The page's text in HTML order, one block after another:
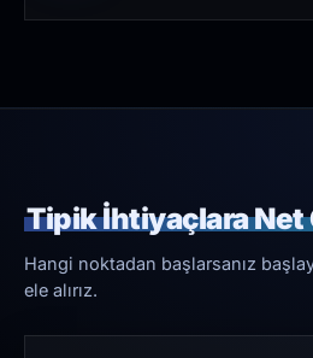
Tipik İhtiyaçlara Net
Hangi noktadan başlarsanız
ele alırız.